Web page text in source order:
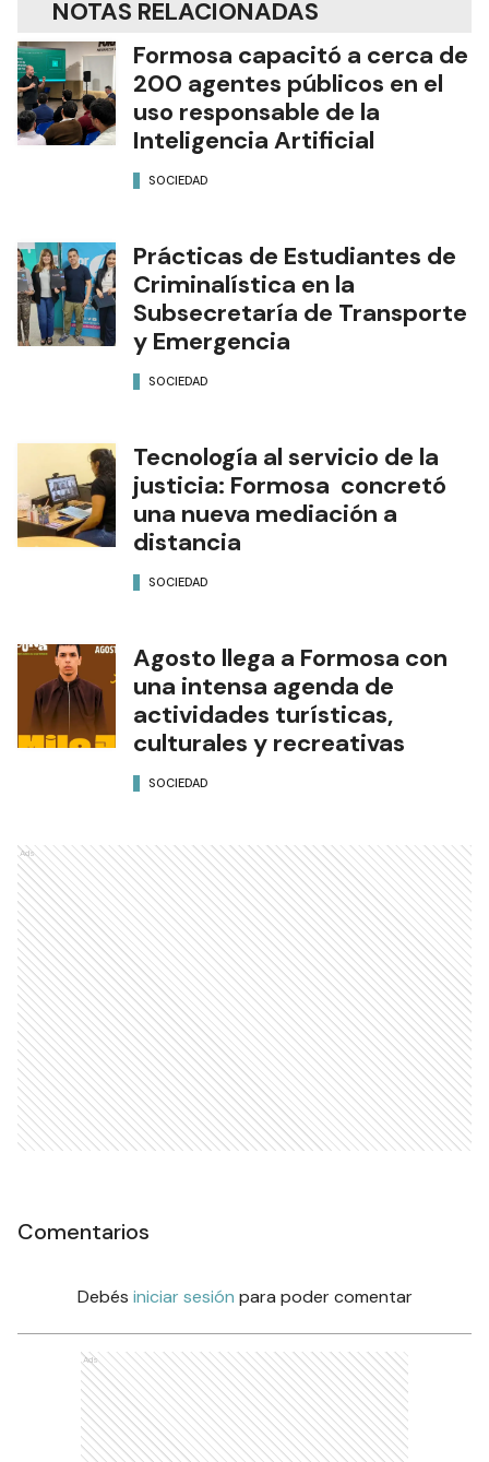
NOTAS RELACIONADAS
Formosa capacitó a cerca de
200 agentes públicos en el
uso responsable de la
Inteligencia Artificial
SOCIEDAD
Prácticas de Estudiantes de
Criminalística en la
Subsecretaría de Transporte
y Emergencia
SOCIEDAD
Tecnología al servicio de la
justicia: Formosa concretó
una nueva mediación a
distancia
SOCIEDAD
Agosto llega a Formosa con
una intensa agenda de
actividades turísticas,
culturales y recreativas
SOCIEDAD
Ads
Comentarios
Debés iniciar sesión para poder comentar
Ads